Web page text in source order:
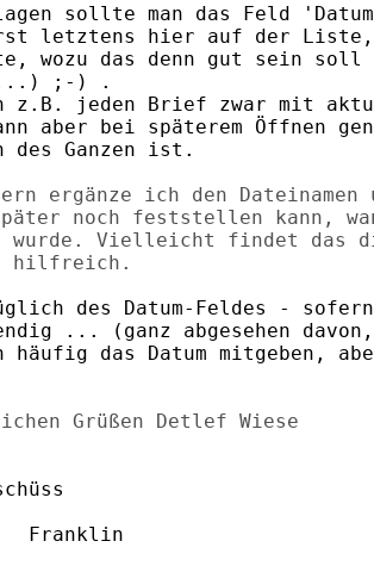
sollte man das Feld
letztens hier auf der Liste,
wozu das denn gut sein
...) ;-) .
z.B. jeden Brief zwar mit
aber bei späterem Öffnen
des Ganzen ist.
ergänze ich den Dateinamen
noch feststellen kann,
wurde. Vielleicht findet das
des Datum-Feldes -
... (ganz abgesehen
häufig das Datum mitgeben,
Franklin